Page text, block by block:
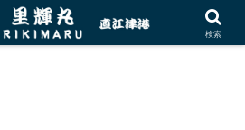
検索